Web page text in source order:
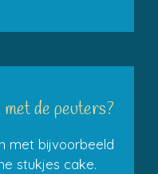
de peuters?
met bijvoorbeeld
stukjes cake.